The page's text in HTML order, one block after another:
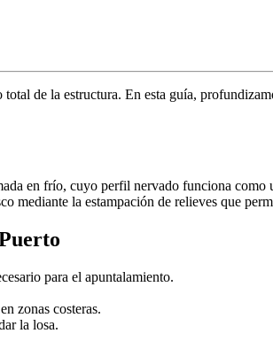
de la estructura. En esta guía,
en frío, cuyo perfil nervado funciona
mediante la estampación de relieves que
para el apuntalamiento.
zonas costeras.
la losa.